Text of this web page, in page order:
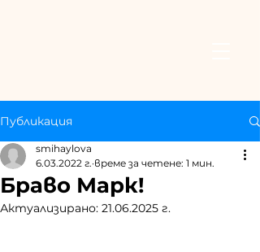
Публикация
Браво Марк!
smihaylova
6.03.2022 г. време за четене: 1 мин.
Актуализирано: 21.06.2025 г.